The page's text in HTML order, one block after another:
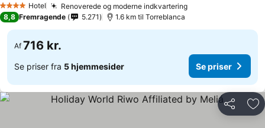
4 StjernerHotel Renoverede og moderne indkvarteringSe priser
8,8 Fremragende 5.271 1.6 km til Torreblanca
Af 716 kr.
Se priser fra 5 hjemmesider Se priser
Del